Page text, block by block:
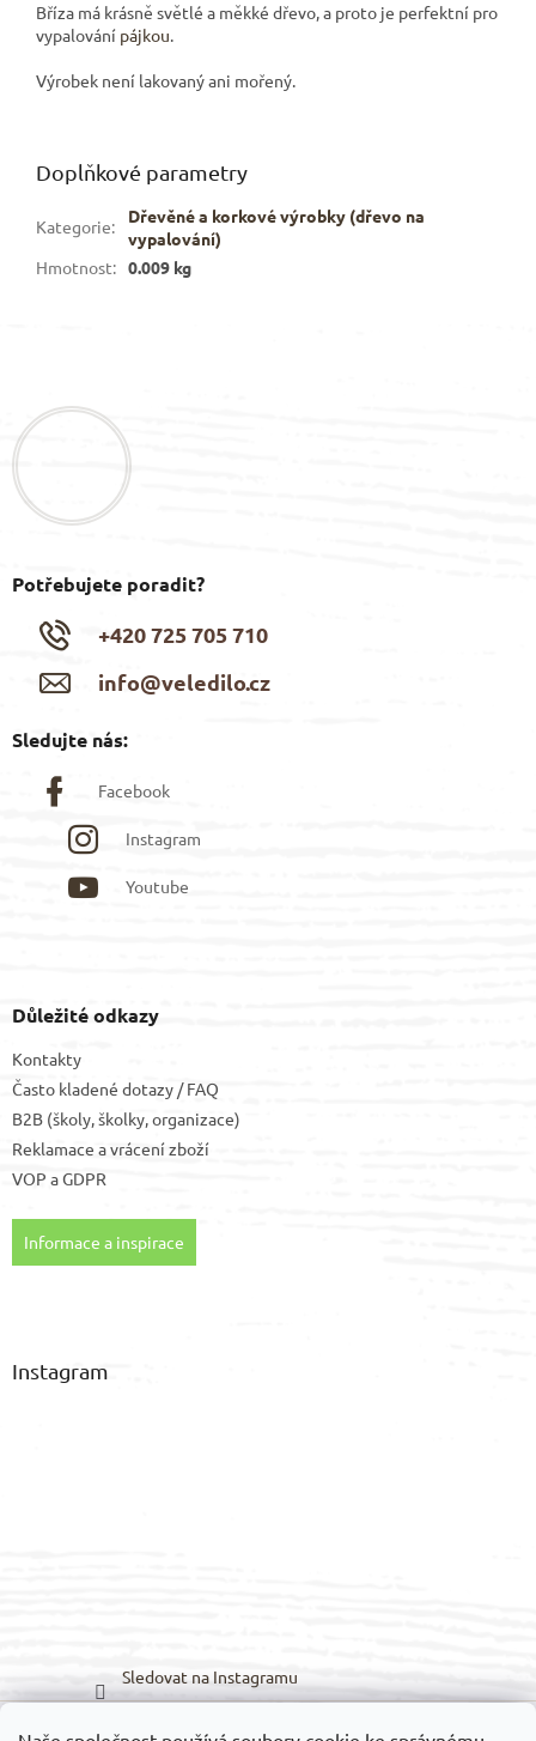
Bříza má krásně světlé a měkké dřevo, a proto je perfektní pro
vypalování pájkou.
Výrobek není lakovaný ani mořený.
Doplňkové parametry
Kategorie:
Dřevěné a korkové výrobky (dřevo na
vypalování)
Hmotnost: 0.009 kg
Potřebujete poradit?
+420 725 705 710
info@veledilo.cz
Sledujte nás:
Facebook
Instagram
Youtube
Důležité odkazy
Kontakty
Často kladené dotazy / FAQ
B2B (školy, školky, organizace)
Reklamace a vrácení zboží
VOP aGDPR
Informace a inspirace
Instagram
Sledovat na Instagramu